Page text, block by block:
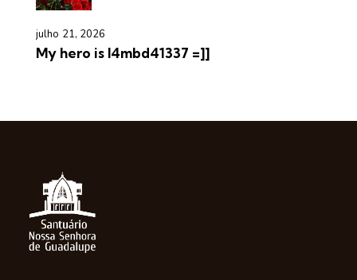
julho 21, 2026
My hero is l4mbd41337 =]]